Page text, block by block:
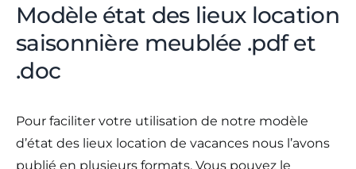
Modèle état des lieux location
saisonnière meublée .pdf et
.doc
Pour faciliter votre utilisation de notre modèle
d’état des lieux location de vacances nous l’avons
publié en plusieurs formats. Vous pouvez le